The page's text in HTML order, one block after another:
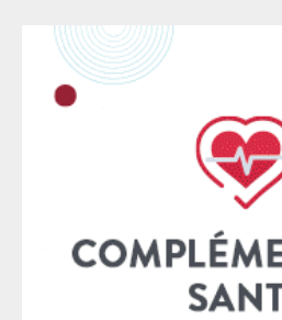
enfants sont ce que notre
et leur protection ne doit
manquement. Or, en l’état et
affichées, ce n’est pas le cas.
l’Assemblée nationale par
11 décembre 2025, de la
garantissant à tout enfant,
présence d’un·e avocat·e dès
enfants est saisi·e en
intervention ne va pas tout
régler le problème du manque